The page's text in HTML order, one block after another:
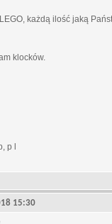
każdą ilość jaką
klocków.
p l
15:30